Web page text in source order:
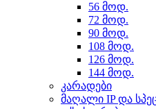
56 მოდ.
72 მოდ.
90 მოდ.
108 მოდ.
126 მოდ.
144 მოდ.
კარადები
მაღალი IP და